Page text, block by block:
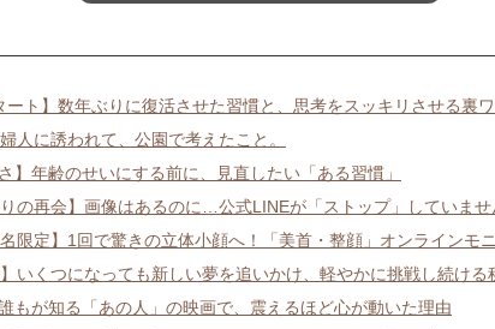
ート】数年ぶりに復活させた習慣と、思考をスッキリさせる裏
人に誘われて、公園で考えたこと。
さ】年齢のせいにする前に、見直したい「ある習慣」
りの再会】画像はあるのに…公式LINEが「ストップ」していませ
名限定】1回で驚きの立体小顔へ！「美首・整顔」オンラインモ
】いくつになっても新しい夢を追いかけ、軽やかに挑戦し続ける
誰もが知る「あの人」の映画で、震えるほど心が動いた理由